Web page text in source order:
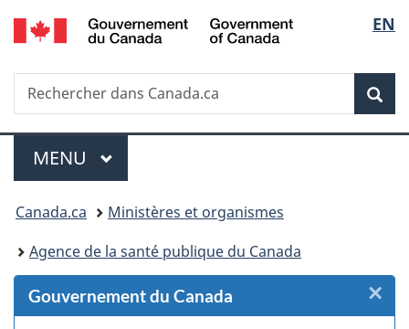
Passer
au
des
Passer
au
principal
Passer
à
Au
du
Passer
à
version
simplifiée
de
la
EN
Recherche
Rechercher
dans
Menu
MENU PRINCIPAL
Vous
êtes
ici :
Canada.ca
Ministères et organismes
Agence de la santé publique du Canada
Gouvernement du Canada ×